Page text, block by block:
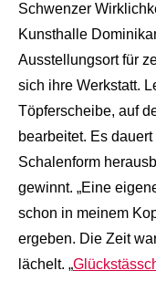
Schwenzer
Kunsthalle
Ausstellungsort für
sich ihre Werkstatt.
Töpferscheibe, auf
bearbeitet. Es
Schalenform
gewinnt. „Eine
schon in meinem
ergeben. Die Zeit
lächelt. „